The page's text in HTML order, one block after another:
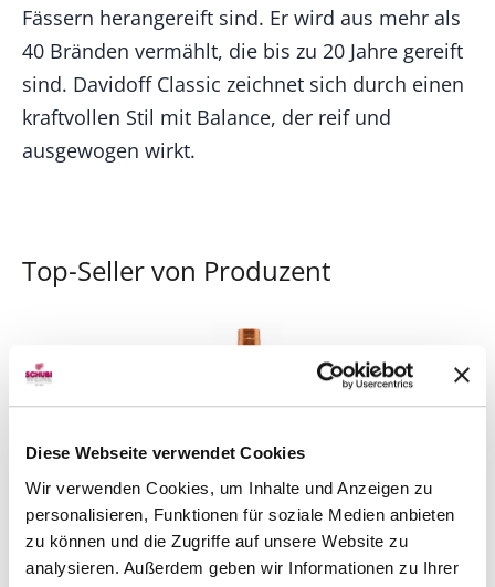
Diese Webseite verwendet Cookies
Wir verwenden Cookies, um Inhalte und Anzeigen zu
personalisieren, Funktionen für soziale Medien anbieten
zu können und die Zugriffe auf unsere Website zu
analysieren. Außerdem geben wir Informationen zu Ihrer
Fässern herangereift sind. Er wird aus mehr als
40 Bränden vermählt, die bis zu 20 Jahre gereift
sind. Davidoff Classic zeichnet sich durch einen
kraftvollen Stil mit Balance, der reif und
ausgewogen wirkt.
Top-Seller von Produzent